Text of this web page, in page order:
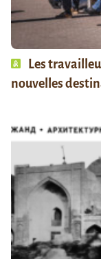
Les
nouvelles